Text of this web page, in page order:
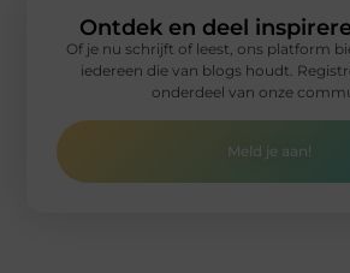
Ontdek en deel
Of je nu schrijft of leest, ons platform
iedereen die van blogs houdt.
onderdeel van onze
Meld je aan!